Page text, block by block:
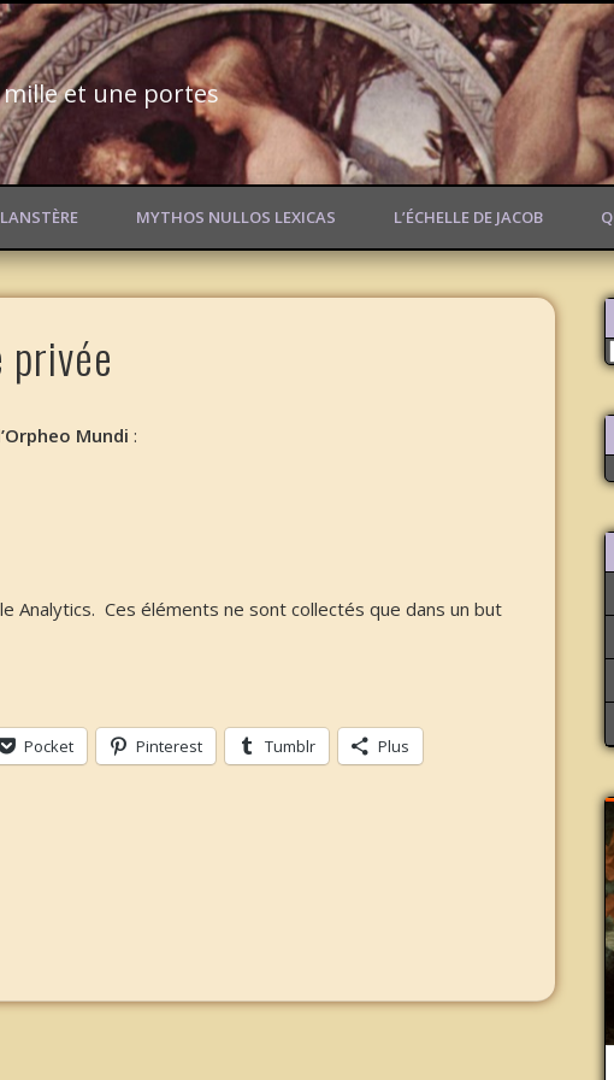
et une portes
MYTHOS NULLOS LEXICAS L’ÉCHELLE DE JACOB
Mundi :
Analytics. Ces éléments ne sont collectés que dans un but
Pocket Pinterest Tumblr Plus